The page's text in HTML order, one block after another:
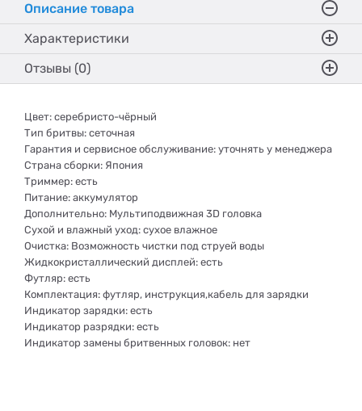
Описание товара
Характеристики
Отзывы (0)
Цвет: серебристо-чёрный
Тип бритвы: сеточная
Гарантия и сервисное обслуживание: уточнять у менеджера
Страна сборки: Япония
Триммер: есть
Питание: аккумулятор
Дополнительно: Мультиподвижная 3D головка
Сухой и влажный уход: сухое влажное
Очистка: Возможность чистки под струей воды
Жидкокристаллический дисплей: есть
Футляр: есть
Комплектация: футляр, инструкция,кабель для зарядки
Индикатор зарядки: есть
Индикатор разрядки: есть
Индикатор замены бритвенных головок: нет